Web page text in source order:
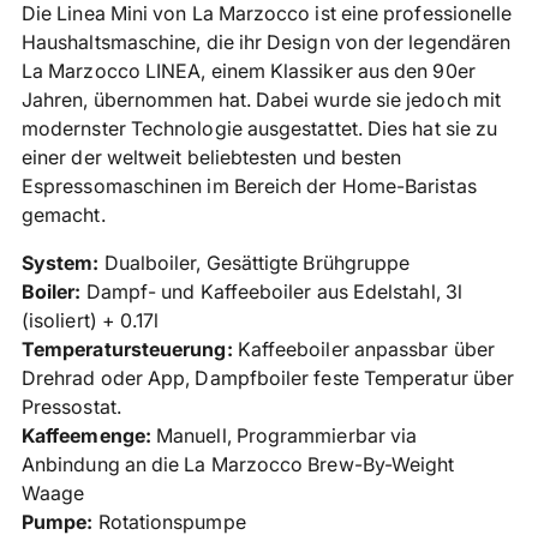
den
Warenkorb
legen
Die Linea Mini von La Marzocco ist eine professionelle
Haushaltsmaschine, die ihr Design von der legendären
La Marzocco LINEA, einem Klassiker aus den 90er
Jahren, übernommen hat. Dabei wurde sie jedoch mit
modernster Technologie ausgestattet. Dies hat sie zu
einer der weltweit beliebtesten und besten
Espressomaschinen im Bereich der Home-Baristas
gemacht.
System: Dualboiler, Gesättigte Brühgruppe
Boiler: Dampf- und Kaffeeboiler aus Edelstahl, 3l
(isoliert) + 0.17l
Temperatursteuerung: Kaffeeboiler anpassbar über
Drehrad oder App, Dampfboiler feste Temperatur über
Pressostat.
Kaffeemenge: Manuell, Programmierbar via
Anbindung an die La Marzocco Brew-By-Weight
Waage
Pumpe: Rotationspumpe